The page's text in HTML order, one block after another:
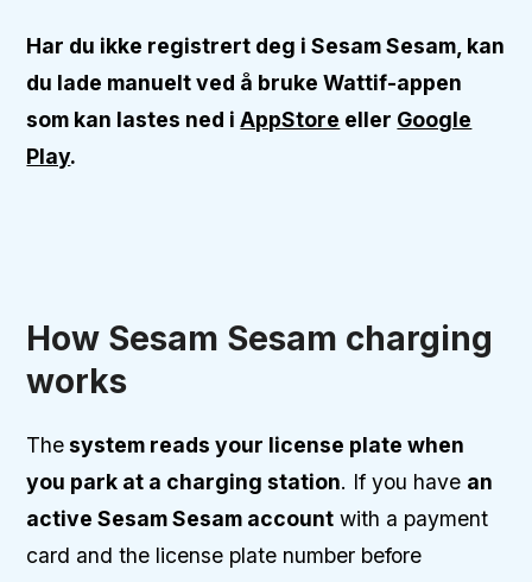
Har du ikke registrert deg i Sesam Sesam, kan
du lade manuelt ved å bruke Wattif-appen
som kan lastes ned iAppStore eller Google
Play.
How Sesam Sesam charging
works
Thesystem reads your license plate when
you park at a charging station. If you have an
active Sesam Sesam account with a payment
card and the license plate number before